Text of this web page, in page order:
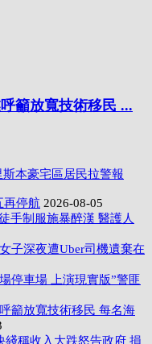
籲放寬技術移民 ...
本豪宅區居民拉警報
再停航 2026-08-05
手制服施暴醉漢 醫護人
子深夜遭Uber司機遺棄在
停車場 上演現實版”警匪
籲放寬技術移民 每名海
綫稱收入大跌怒告政府 損